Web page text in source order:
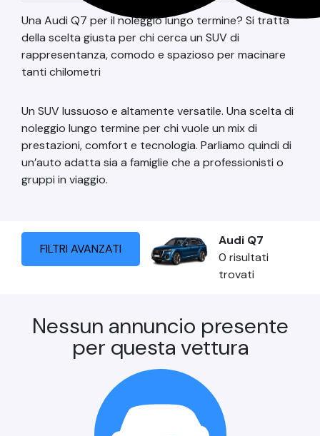
Una Audi Q7 per il noleggio lungo termine? Si tratta
della scelta giusta per chi cerca un SUV di
rappresentanza, comodo e spazioso per macinare
tanti chilometri
Un SUV lussuoso e altamente versatile. Una scelta di
noleggio lungo termine per chi vuole un mix di
prestazioni, comfort e tecnologia. Parliamo quindi di
un’auto adatta sia a famiglie che a professionisti o
gruppi in viaggio.
FILTRI AVANZATI
Audi Q7
0 risultati
trovati
Nessun annuncio presente
per questa vettura